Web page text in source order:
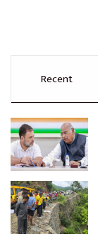
Recent